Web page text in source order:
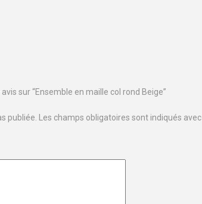
sur “Ensemble en maille col rond Beige”
publiée. Les champs obligatoires sont indiqués avec